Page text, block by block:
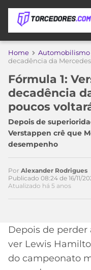
APOSTAS
DE
APOSTA
MELHORES
SITES
DE
APOSTAS
2026
CÓDIGO
DE
COPA
DO
MUNDO
TIMES
MEU
TIME
A
MERCADO
DA
BOLA
Home Automobilismo
decadência da Mercedes
Fórmula 1:
decadência
poucos
Depois de
Verstappen crê que
desempenho
Acesse o
no Twitter
Por Alexander Rodrigues
Publicado 08:24 de 16/11/
Atualizado há 5 anos
Depois de perder
ver Lewis
do campeonato